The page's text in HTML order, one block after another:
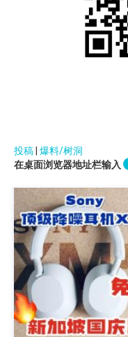
投稿 爆料/树洞
在桌面浏览器地址栏输入